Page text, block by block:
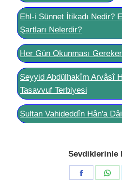
Ehl-i Sünnet İtikadı Nedir?
Şartları Nelerdir?
Her Gün Okunması
Seyyid Abdülhakîm Arvâsî
Tasavvuf Terbiyesi
Sultan Vahideddîn Hân'a
Sevdiklerinle
Share